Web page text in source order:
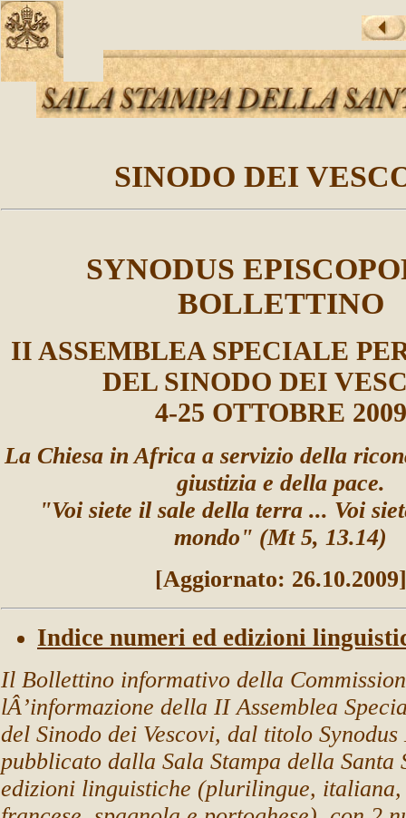
SINODO DEI
SYNODUS
BOLLETTINO
II ASSEMBLEA SPECIALE
DEL SINODO DEI
4-25 OTTOBRE 2009
La Chiesa in Africa a servizio della
giustizia e della pace.
"Voi siete il sale della terra ... Voi
mondo" (Mt 5, 13.14)
[Aggiornato: 26.10.2009]
Indice numeri ed edizioni
Il Bollettino informativo della
lÂ’informazione della II Assemblea
del Sinodo dei Vescovi, dal titolo
pubblicato dalla Sala Stampa della Santa
edizioni linguistiche (plurilingue, italiana,